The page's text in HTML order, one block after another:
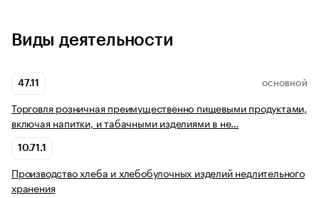
Виды деятельности
47.11 ОСНОВНОЙ
Торговля розничная преимущественно пищевыми продуктами,
включая напитки, и табачными изделиями в не…
10.71.1
Производство хлеба и хлебобулочных изделий недлительного
хранения